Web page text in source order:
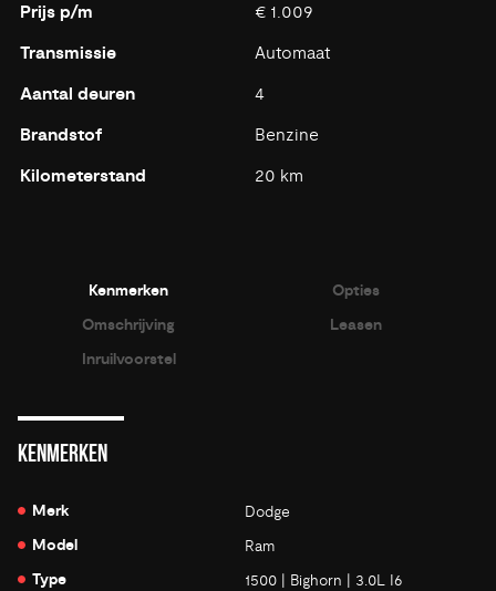
Prijs p/m € 1.009
Transmissie Automaat
Aantal deuren 4
Brandstof Benzine
Kilometerstand 20 km
Kenmerken
Opties
Omschrijving
Leasen
Inruilvoorstel
KENMERKEN
Merk Dodge
Model Ram
Type
1500 | Bighorn | 3.0L I6